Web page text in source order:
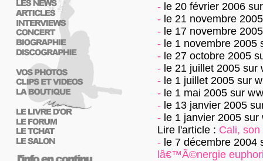
- le 20 février 2006
- le 21 novembre 2005
- le 17 novembre 2005
- le 1 novembre 2005
- le 27 octobre 2005
- le 21 juillet 2005 sur
- le 1 juillet 2005 sur
- le 1 mai 2005 sur
- le 13 janvier 2005
- le 1 janvier 2005 sur
Lire l'article : Cali,
- le 7 décembre 2004
lâ€™Ã©nergie